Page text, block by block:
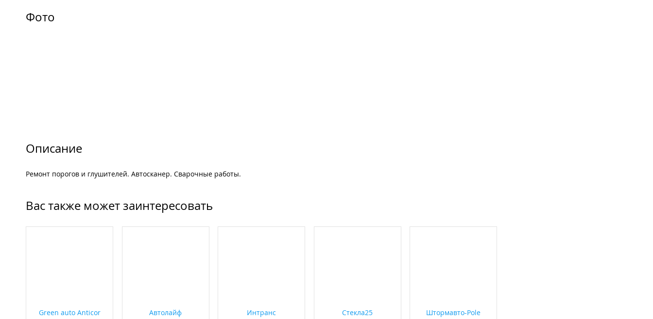
Фото
Описание
Ремонт порогов и глушителей. Автосканер. Сварочные работы.
Вас также может заинтересовать
Green auto Anticor Автолайф Интранс Стекла25
Штормавто-Pole